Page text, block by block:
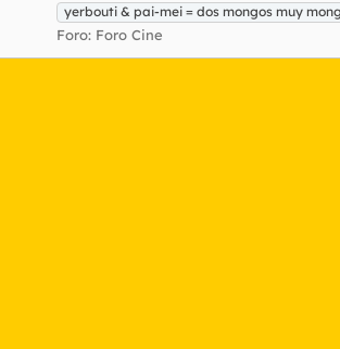
yerbouti & pai-mei = dos mongos muy
Foro: Foro Cine